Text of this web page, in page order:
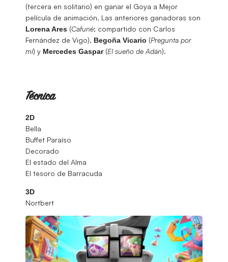
(tercera en solitario) en ganar el Goya a Mejor
película de animación. Las anteriores ganadoras son
Lorena Ares (Cafuné; compartido con Carlos
Fernández de Vigo), Begoña Vicario (Pregunta por
mí) y Mercedes Gaspar(El sueño de Adán).
Técnica
2D
Bella
Buffet Paraíso
Decorado
El estado del Alma
El tesoro de Barracuda
3D
Nortbert